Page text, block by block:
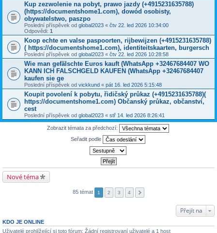
Kup zezwolenie na pobyt, prawo jazdy (+4915231635788)
(https://documentshome1.com), dowód osobisty,
obywatelstwo, paszpo
Poslední příspěvek od global2023 « čtv 22. led 2026 10:34:00
Odpovědi: 1
Koop echte en valse paspoorten, rijbewijzen (+4915231635788)
( https://documentshome1.com), identiteitskaarten, burgersch
Poslední příspěvek od global2023 « čtv 22. led 2026 10:28:58
Wie man gefälschte Euros kauft (WhatsApp +32467684407 WO
KANN ICH FALSCHGELD KAUFEN (WhatsApp +32467684407
kaufen sie ge
Poslední příspěvek od vickkund « pát 16. led 2026 5:15:48
Koupit povolení k pobytu, řidičský průkaz (+4915231635788)(
https://documentshome1.com) Občanský průkaz, občanství,
cest
Poslední příspěvek od global2023 « stř 14. led 2026 8:26:41
Zobrazit témata za předchozí:
Seřadit podle
Nové téma
85 témat 1 2 3 4
Přejít na
KDO JE ONLINE
Uživatelé prohlížející si toto fórum: Žádní registrovaní uživatelé a 1 host